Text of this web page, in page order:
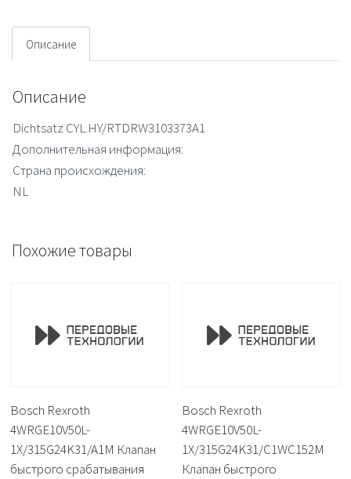
Описание
Описание
Dichtsatz CYL.HY/RTDRW3103373A1
Дополнительная информация:
Страна происхождения:
NL
Похожие товары
Bosch Rexroth
4WRGE10V50L-
1X/315G24K31/A1M Клапан
быстрого срабатывания
Bosch Rexroth
4WRGE10V50L-
1X/315G24K31/C1WC152M
Клапан быстрого